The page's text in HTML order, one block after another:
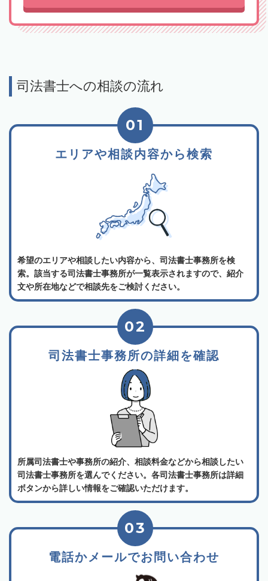
司法書士への相談の流れ
エリアや相談内容から検索
01
希望のエリアや相談したい内容から、司法書士事務所を検
索。該当する司法書士事務所が一覧表示されますので、紹介
文や所在地などで相談先をご検討ください。
司法書士事務所の詳細を確認
02
所属司法書士や事務所の紹介、相談料金などから相談したい
司法書士事務所を選んでください。各司法書士事務所は詳細
ボタンから詳しい情報をご確認いただけます。
電話かメールでお問い合わせ
03